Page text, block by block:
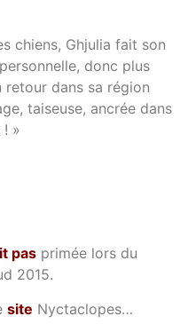
chiens, Ghjulia fait son
donc plus
retour dans sa région
taiseuse, ancrée dans
»
pas primée lors du
2015.
site Nyctaclopes…